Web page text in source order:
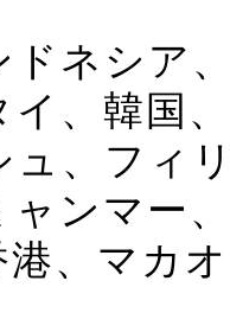
ドネシア
イ、韓国
ュ、フィ
ャンマー
港、マカ